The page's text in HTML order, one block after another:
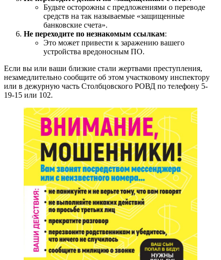
Будьте осторожны с предложениями о переводе
средств на так называемые «защищенные
банковские счета».
Не переходите по незнакомым ссылкам:
Это может привести к заражению вашего
устройства вредоносным ПО.
Если вы или ваши близкие стали жертвами преступления,
незамедлительно сообщите об этом участковому инспектору
или в дежурную часть Столбцовского РОВД по телефону 5-
19-15 или 102.